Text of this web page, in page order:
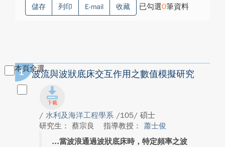
儲存 列印 E-mail 收藏 已勾選0筆資料
本頁全選
1 波流與波狀底床交互作用之數值模擬研究
/ 水利及海洋工程學系 /105/ 碩士
研究生： 蔡宗良
指導教授： 蕭士俊
當波浪通過波狀底床時，特定頻率之波